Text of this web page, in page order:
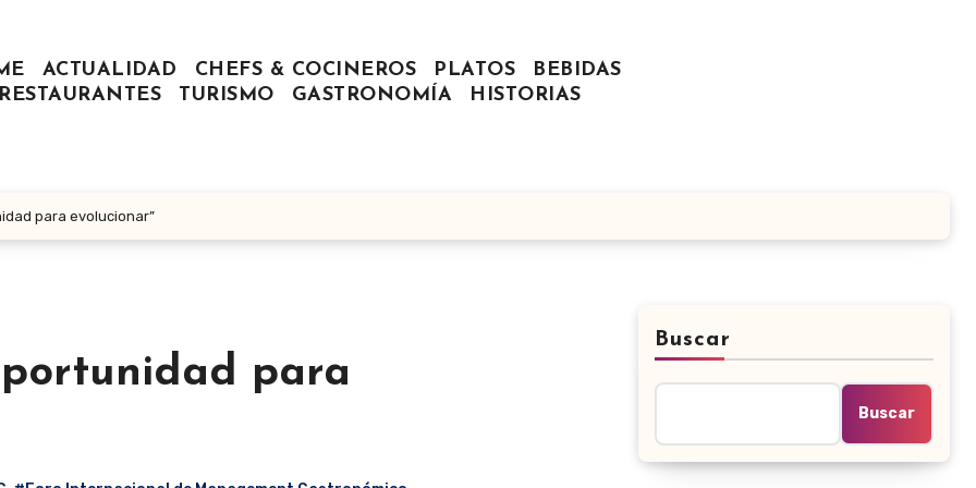
ACTUALIDAD CHEFS & COCINEROS PLATOS
BEBIDAS
RESTAURANTES
TURISMO GASTRONOMÍA HISTORIAS
para evolucionar”
para
Buscar
Buscar